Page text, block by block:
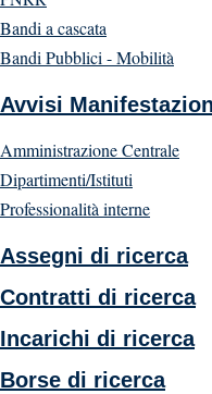
Bandi a cascata
Bandi Pubblici - Mobilità
Avvisi
Amministrazione Centrale
Dipartimenti/Istituti
Professionalità interne
Assegni di ricerca
Contratti di ricerca
Incarichi di ricerca
Borse di ricerca